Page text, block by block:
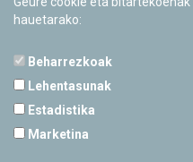
hauetarako:
Beharrezkoak
Lehentasunak
Estadistika
Marketina